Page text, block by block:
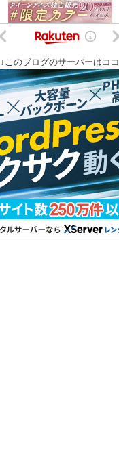
↓このブログのサーバーはココ